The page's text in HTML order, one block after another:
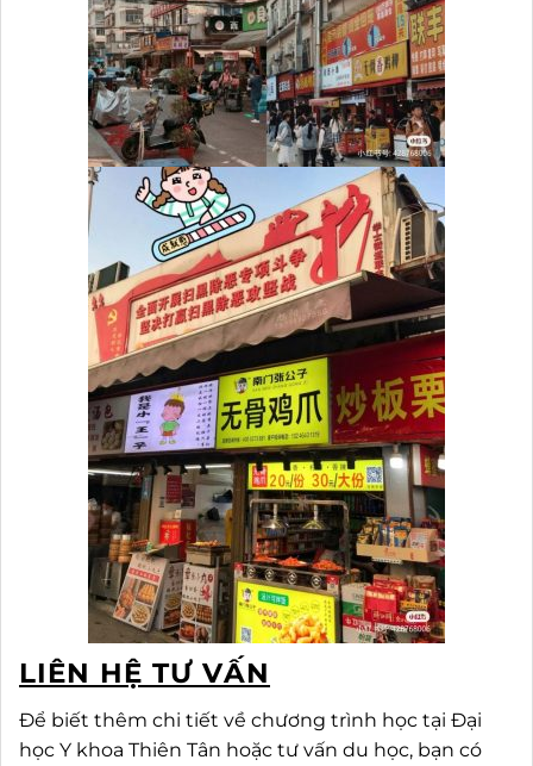
LIÊN HỆ TƯ VẤN
Để biết thêm chi tiết về chương trình học tại Đại
học Y khoa Thiên Tân hoặc tư vấn du học, bạn có